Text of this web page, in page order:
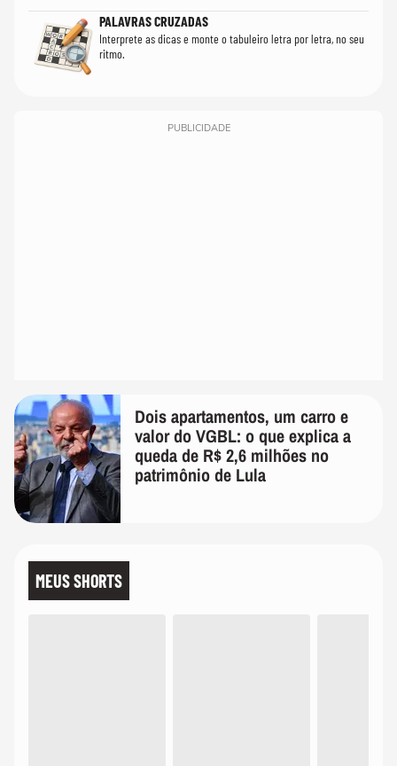
PALAVRAS CRUZADAS
Interprete as dicas e monte o tabuleiro letra por letra, no seu
ritmo.
PUBLICIDADE
Dois apartamentos, um carro e
valor do VGBL: o que explica a
queda de R$ 2,6 milhões no
patrimônio de Lula
MEUS SHORTS